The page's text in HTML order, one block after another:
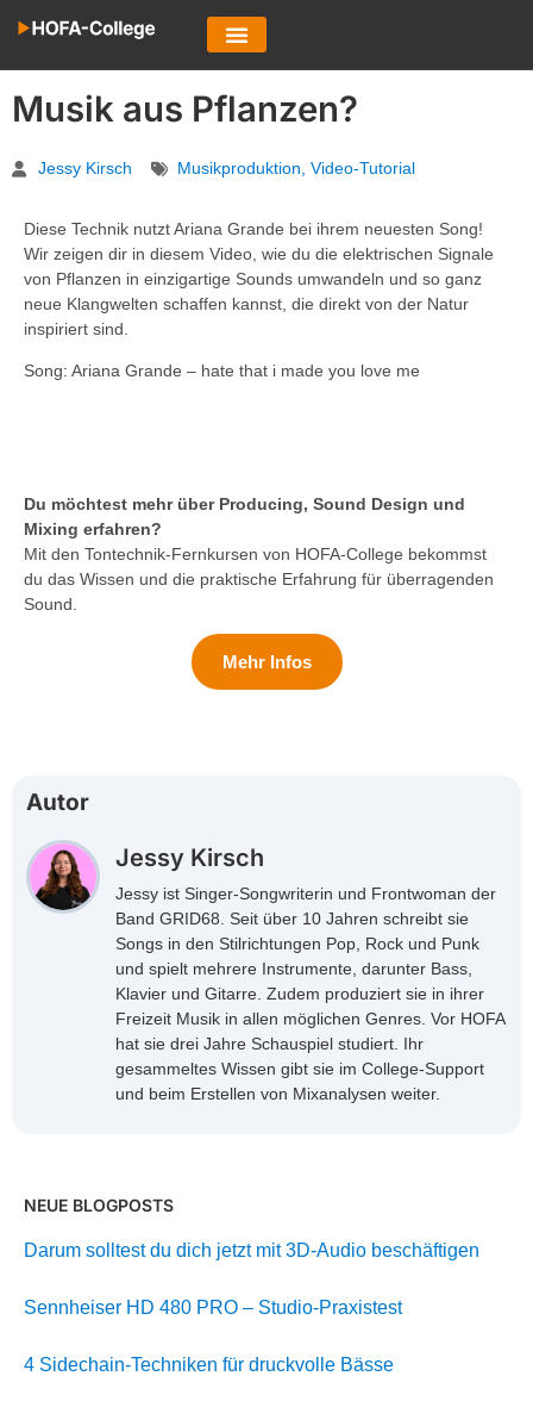
Musik aus Pflanzen?
Jessy Kirsch Musikproduktion Video-Tutorial
Diese Technik nutzt Ariana Grande bei ihrem neuesten Song!
Wir zeigen dir in diesem Video, wie du die elektrischen Signale
von Pflanzen in einzigartige Sounds umwandeln und so ganz
neue Klangwelten schaffen kannst, die direkt von der Natur
inspiriert sind.
Song: Ariana Grande – hate that i made you love me
Du möchtest mehr über Producing, Sound Design und
Mixing erfahren?
Mit den Tontechnik-Fernkursen von HOFA-College bekommst
du das Wissen und die praktische Erfahrung für überragenden
Sound.
Mehr Infos
Autor
Jessy Kirsch
Jessy ist Singer-Songwriterin und Frontwoman der
Band GRID68. Seit über 10 Jahren schreibt sie
Songs in den Stilrichtungen Pop, Rock und Punk
und spielt mehrere Instrumente, darunter Bass,
Klavier und Gitarre. Zudem produziert sie in ihrer
Freizeit Musik in allen möglichen Genres. Vor HOFA
hat sie drei Jahre Schauspiel studiert. Ihr
gesammeltes Wissen gibt sie im College-Support
und beim Erstellen von Mixanalysen weiter.
NEUE BLOGPOSTS
Darum solltest du dich jetzt mit 3D-Audio beschäftigen
Sennheiser HD 480 PRO – Studio-Praxistest
4 Sidechain-Techniken für druckvolle Bässe